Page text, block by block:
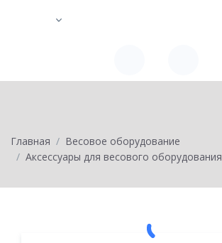
Главная
Весовое оборудование
Аксессуары для весового оборудования